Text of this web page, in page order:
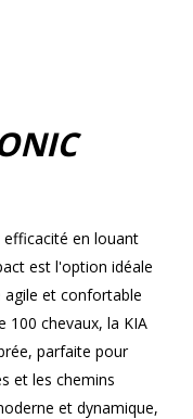
en louant
est l'option idéale
agile et confortable
100 chevaux, la KIA
parfaite pour
et les chemins
et dynamique,